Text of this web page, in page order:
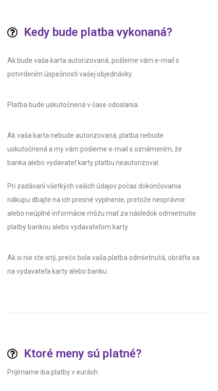
Kedy bude platba vykonaná?
Ak bude vaša karta autorizovaná, pošleme vám e-mail s
potvrdením úspešnosti vašej objednávky.
Platba bude uskutočnená v čase odoslania.
Ak vaša karta nebude autorizovaná, platba nebude
uskutočnená a my vám pošleme e-mail s oznámením, že
banka alebo vydavateľ karty platbu neautorizoval.
Pri zadávaní všetkých vašich údajov počas dokončovania
nákupu dbajte na ich presné vyplnenie, pretože nesprávne
alebo neúplné informácie môžu mať za následok odmietnutie
platby bankou alebo vydavateľom karty.
Ak si nie ste istý, prečo bola vaša platba odmietnutá, obráťte sa
na vydavateľa karty alebo banku.
Ktoré meny sú platné?
Prijímame iba platby v eurách.